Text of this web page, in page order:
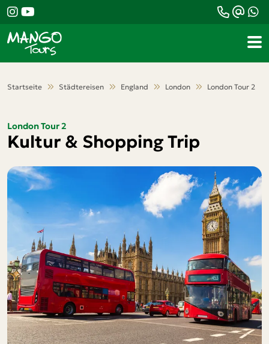
Startseite Städtereisen England London London Tour 2
London Tour 2
Kultur & Shopping Trip
Teile diese Reise
London Tour 2
Facebook
Messenger
Twitter
WhatsApp
Telegram
per E-Mail senden